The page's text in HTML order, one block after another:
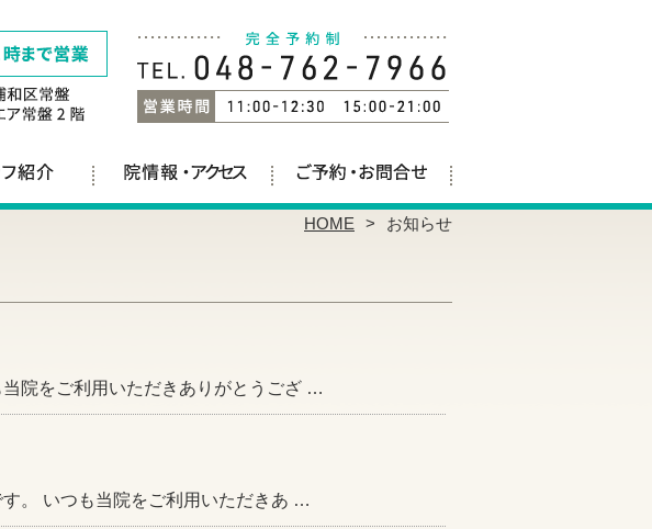
HOME お知らせ
院をご利用いただきありがとうござ …
。 いつも当院をご利用いただきあ …